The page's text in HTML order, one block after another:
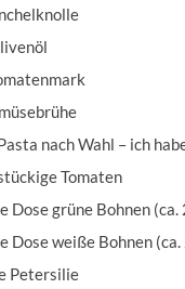
nach Wahl – ich
Tomaten
Dose grüne Bohnen (ca.
Dose weiße Bohnen (ca.
Petersilie